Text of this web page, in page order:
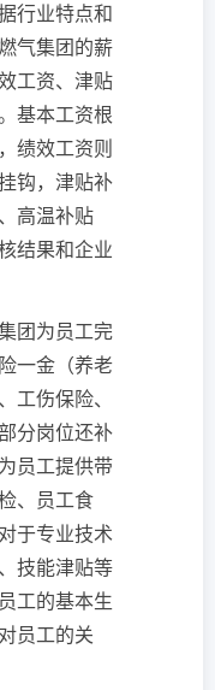
行业特点和
气集团的薪
工资、津贴
基本工资根
绩效工资则
钩，津贴补
高温补贴
结果和企业
团为员工完
一金（养老
工伤保险、
分岗位还补
员工提供带
、员工食
于专业技术
技能津贴等
工的基本生
员工的关